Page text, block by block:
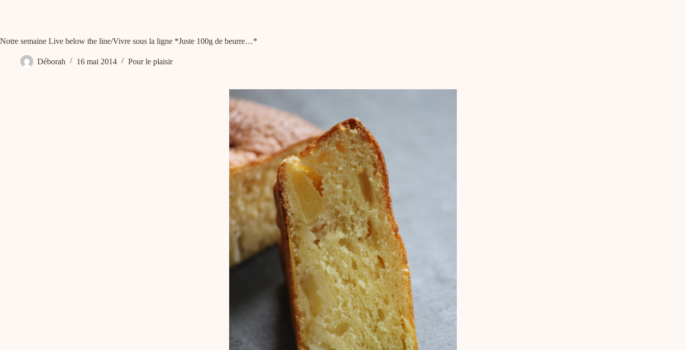
Notre semaine Live below the line/Vivre sous la ligne *Juste 100g de beurre…*
Déborah 16 mai 2014 Pour le plaisir